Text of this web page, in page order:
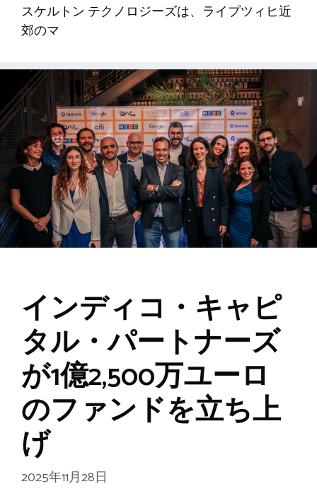
スケルトン テクノロジーズは、ライプツィヒ近
郊のマ
インディコ・キャピ
タル・パートナーズ
が1億2,500万ユーロ
のファンドを立ち上
げ
2025年11月28日